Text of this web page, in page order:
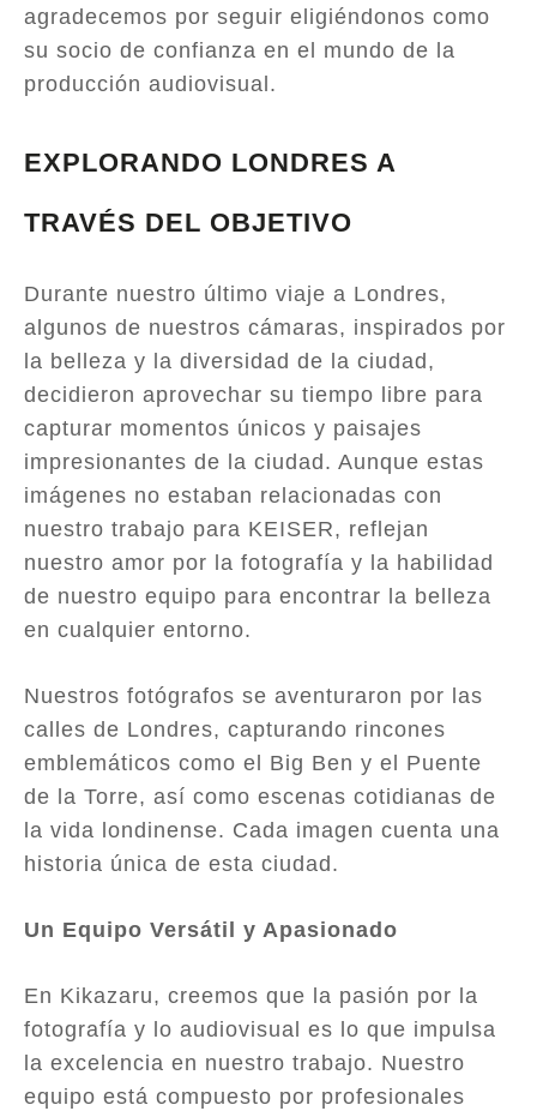
agradecemos por seguir eligiéndonos como
su socio de confianza en el mundo de la
producción audiovisual.
EXPLORANDO LONDRES A
TRAVÉS DEL OBJETIVO
Durante nuestro último viaje a Londres,
algunos de nuestros cámaras, inspirados por
la belleza y la diversidad de la ciudad,
decidieron aprovechar su tiempo libre para
capturar momentos únicos y paisajes
impresionantes de la ciudad. Aunque estas
imágenes no estaban relacionadas con
nuestro trabajo para KEISER, reflejan
nuestro amor por la fotografía y la habilidad
de nuestro equipo para encontrar la belleza
en cualquier entorno.
Nuestros fotógrafos se aventuraron por las
calles de Londres, capturando rincones
emblemáticos como el Big Ben y el Puente
de la Torre, así como escenas cotidianas de
la vida londinense. Cada imagen cuenta una
historia única de esta ciudad.
Un Equipo Versátil y Apasionado
En Kikazaru, creemos que la pasión por la
fotografía y lo audiovisual es lo que impulsa
la excelencia en nuestro trabajo. Nuestro
equipo está compuesto por profesionales